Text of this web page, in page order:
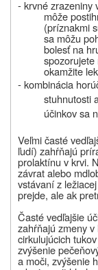
- krvné zrazeniny
môže
(príznakmi
sa môžu
bolesť na
spozorujete
okamžite
- kombinácia
stuhnutosti
účinkov sa
Veľmi časté
ľudí) zahŕňajú
prolaktínu v krvi.
závrat alebo
vstávaní z
prejde, ale ak
Časté vedľajšie
zahŕňajú zmeny
cirkulujúcich
zvýšenie
a moči, zvýšenie